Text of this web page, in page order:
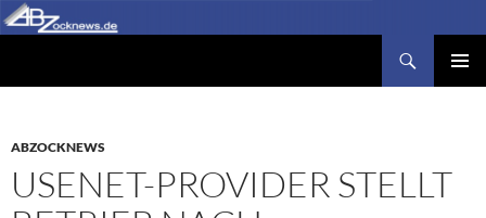
Zum
Inhalt
ABZOCKNEWS
USENET-PROVIDER STELLT